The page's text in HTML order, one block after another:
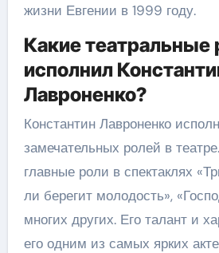
жизни Евгении в 1999 году.
Какие театральные
исполнил
Лавроненко?
Константин Лавроненко
замечательных ролей в
главные роли в спектаклях
ли берегит молодость»,
многих других. Его талант и
его одним из самых ярких